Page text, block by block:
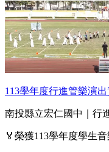
113學年度行進管樂演
南投縣立宏仁國中｜行
🏅榮獲113學年度學生